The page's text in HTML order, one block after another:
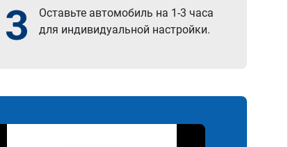
3
Оставьте автомобиль на 1-3 часа
для индивидуальной настройки.